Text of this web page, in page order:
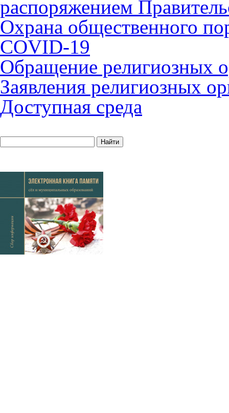
распоряжением
Охрана общественного
COVID-19
Обращение религиозных
Заявления религиозных
Доступная среда
Найти